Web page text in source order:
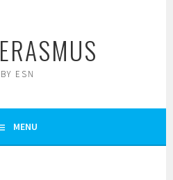
BY ESN
MENU